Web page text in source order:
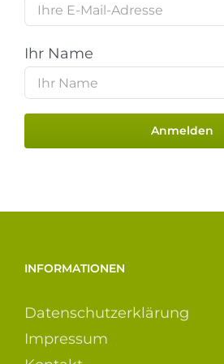
Ihr Name
INFORMATIONEN
Datenschutzerklärung
Impressum